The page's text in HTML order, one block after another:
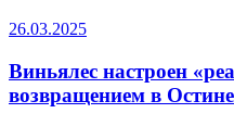
26.03.2025
Виньялес настроен
возвращением в Остине